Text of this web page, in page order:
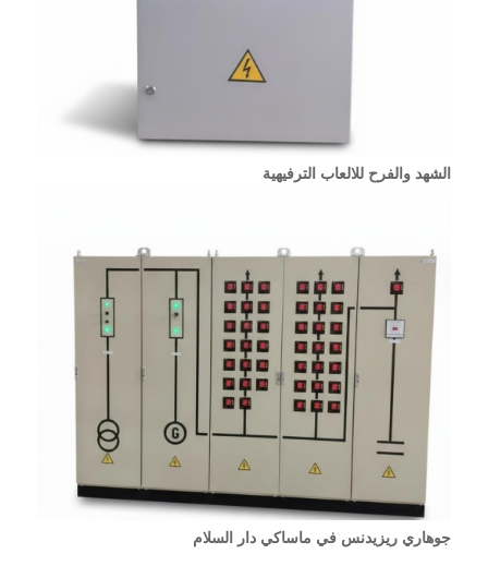
الشهد والفرح للالعاب الترفيهية
جوهاري ريزيدنس في ماساكي دار السلام